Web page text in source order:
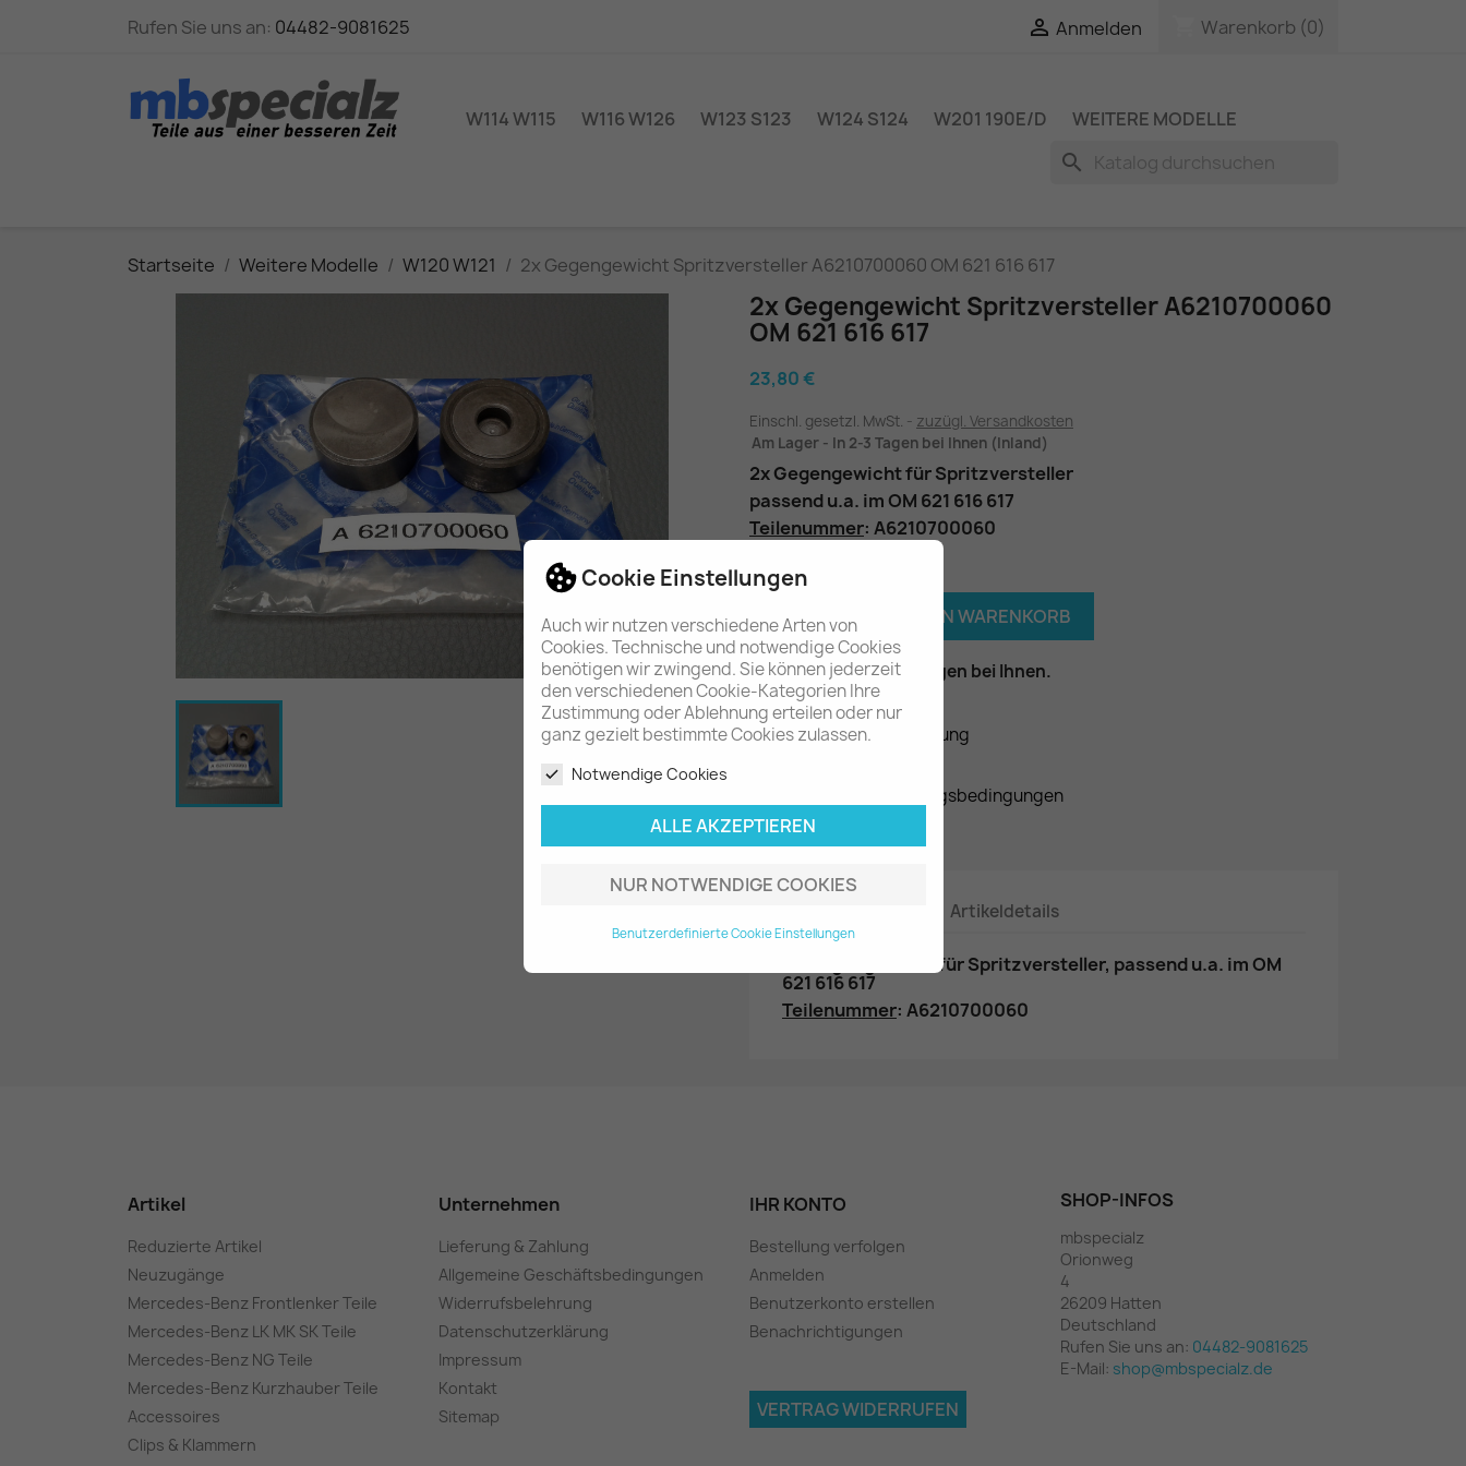
Cookie Einstellungen
Auch wir nutzen verschiedene Arten von
Cookies. Technische und notwendige Cookies
benötigen wir zwingend. Sie können jederzeit
den verschiedenen Cookie-Kategorien Ihre
Zustimmung oder Ablehnung erteilen oder nur
ganz gezielt bestimmte Cookies zulassen.
Notwendige Cookies
ALLE AKZEPTIEREN
NUR NOTWENDIGE COOKIES
Benutzerdefinierte Cookie Einstellungen
Rufen Sie uns an: 04482-9081625  Anmelden Warenkorb (0)
W114 W115 W116 W126 W123 S123 W124 S124 W201 190E/D WEITERE MODELLE
search
Startseite Weitere Modelle W120 W121 2x Gegengewicht Spritzversteller A6210700060 OM 621 616 617
2x Gegengewicht Spritzversteller A6210700060
OM 621 616 617
23,80 €
Einschl. gesetzl. MwSt.
zuzügl. Versandkosten
Am Lager - In 2-3 Tagen bei Ihnen (Inland)
2x Gegengewicht für Spritzversteller
passend u.a. im OM 621 616 617
Teilenummer: A6210700060
Menge
IN DEN WARENKORB
Am Lager - In 2-3 Tagen bei Ihnen.
Datenschutzerklärung
Liefer- und Zahlungsbedingungen
Artikeldetails
2x Gegengewicht für Spritzversteller, passend u.a. im OM
621 616 617
Teilenummer: A6210700060
Artikel
Reduzierte Artikel
Neuzugänge
Mercedes-Benz Frontlenker Teile
Mercedes-Benz LK MK SK Teile
Mercedes-Benz NG Teile
Mercedes-Benz Kurzhauber Teile
Accessoires
Clips & Klammern
Unternehmen
Lieferung & Zahlung
Allgemeine Geschäftsbedingungen
Widerrufsbelehrung
Datenschutzerklärung
Impressum
Kontakt
Sitemap
IHR KONTO
Bestellung verfolgen
Anmelden
Benutzerkonto erstellen
Benachrichtigungen
SHOP-INFOS
mbspecialz
Orionweg
4
26209 Hatten
Deutschland
Rufen Sie uns an: 04482-9081625
E-Mail: shop@mbspecialz.de
VERTRAG WIDERRUFEN